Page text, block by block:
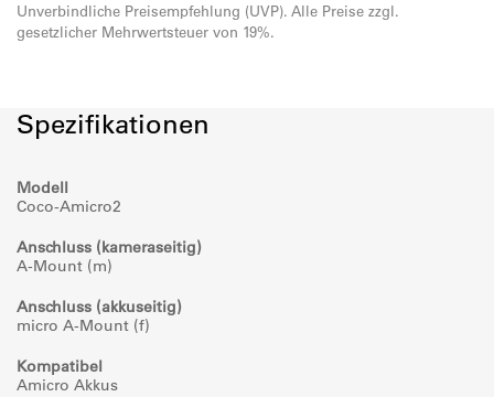
Unverbindliche Preisempfehlung (UVP). Alle Preise zzgl.
gesetzlicher Mehrwertsteuer von 19%.
Spezifikationen
Modell
Coco-Amicro2
Anschluss (kameraseitig)
A-Mount (m)
Anschluss (akkuseitig)
micro A-Mount (f)
Kompatibel
Amicro Akkus